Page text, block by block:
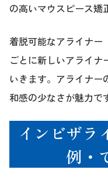
の高いマウスピース矯
着脱可能なアライナー
ごとに新しいアライナ
いきます。アライナー
和感の少なさが魅力で
インビザラ
例・